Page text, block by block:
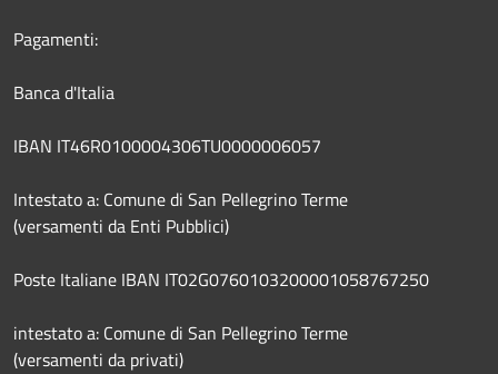
Pagamenti:
Banca d'Italia
IBAN IT46R0100004306TU0000006057
Intestato a: Comune di San Pellegrino Terme
(versamenti da Enti Pubblici)
Poste Italiane IBAN IT02G0760103200001058767250
intestato a: Comune di San Pellegrino Terme
(versamenti da privati)